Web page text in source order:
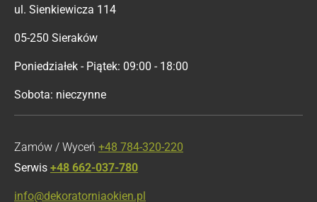
ul. Sienkiewicza 114
05-250 Sieraków
Poniedziałek - Piątek: 09:00 - 18:00
Sobota: nieczynne
Zamów / Wyceń +48 784-320-220
Serwis +48 662-037-780
info@dekoratorniaokien.pl